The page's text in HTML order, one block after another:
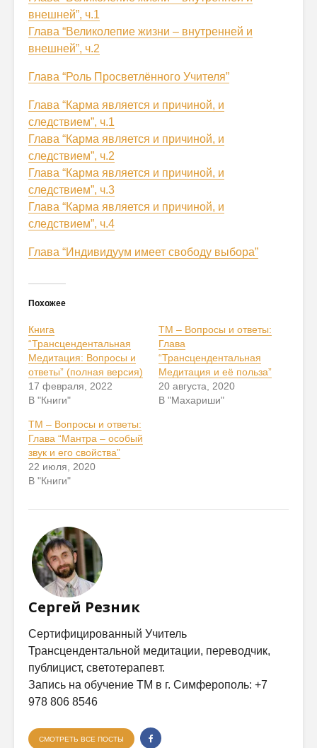
внешней”, ч.1
Глава “Великолепие жизни – внутренней и
внешней”, ч.2
Глава “Роль Просветлённого Учителя”
Глава “Карма является и причиной, и
следствием”, ч.1
Глава “Карма является и причиной, и
следствием”, ч.2
Глава “Карма является и причиной, и
следствием”, ч.3
Глава “Карма является и причиной, и
следствием”, ч.4
Глава “Индивидуум имеет свободу выбора”
Похожее
Книга
“Трансцендентальная
Медитация: Вопросы и
ответы” (полная версия)
17 февраля, 2022
В "Книги"
ТМ – Вопросы и ответы:
Глава
“Трансцендентальная
Медитация и её польза”
20 августа, 2020
В "Махариши"
ТМ – Вопросы и ответы:
Глава “Мантра – особый
звук и его свойства”
22 июля, 2020
В "Книги"
Сергей Резник
Сертифицированный Учитель
Трансцендентальной медитации, переводчик,
публицист, светотерапевт.
Запись на обучение ТМ в г. Симферополь: +7
978 806 8546
СМОТРЕТЬ ВСЕ ПОСТЫ